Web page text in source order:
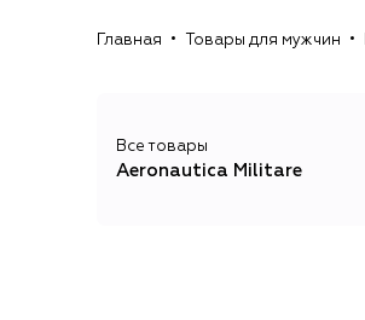
Главная Товары для мужчин
Все товары
Aeronautica Militare